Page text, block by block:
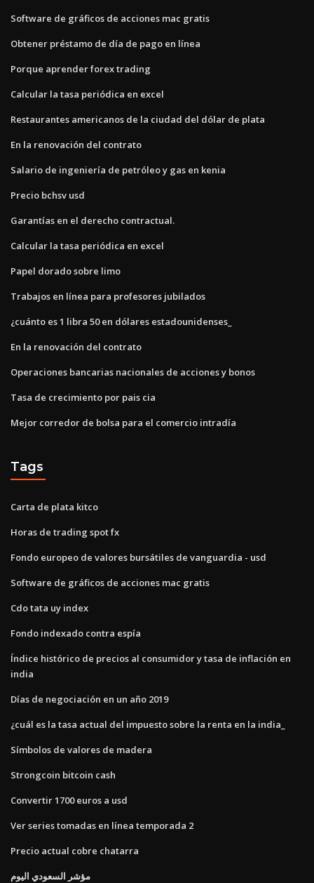
Software de gráficos de acciones mac gratis
Obtener préstamo de día de pago en línea
Porque aprender forex trading
Calcular la tasa periódica en excel
Restaurantes americanos de la ciudad del dólar de plata
En la renovación del contrato
Salario de ingeniería de petróleo y gas en kenia
Precio bchsv usd
Garantías en el derecho contractual.
Calcular la tasa periódica en excel
Papel dorado sobre limo
Trabajos en línea para profesores jubilados
¿cuánto es 1 libra 50 en dólares estadounidenses_
En la renovación del contrato
Operaciones bancarias nacionales de acciones y bonos
Tasa de crecimiento por pais cia
Mejor corredor de bolsa para el comercio intradía
Tags
Carta de plata kitco
Horas de trading spot fx
Fondo europeo de valores bursátiles de vanguardia - usd
Software de gráficos de acciones mac gratis
Cdo tata uy index
Fondo indexado contra espía
Índice histórico de precios al consumidor y tasa de inflación en
india
Días de negociación en un año 2019
¿cuál es la tasa actual del impuesto sobre la renta en la india_
Símbolos de valores de madera
Strongcoin bitcoin cash
Convertir 1700 euros a usd
Ver series tomadas en línea temporada 2
Precio actual cobre chatarra
مؤشر السعودي اليوم